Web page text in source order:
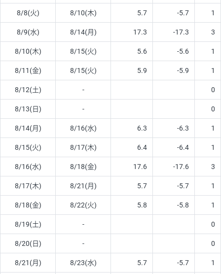
8/8(火) 8/10(木) 5.7 -5.7 1
8/9(水) 8/14(月) 17.3 -17.3 3
8/10(木) 8/15(火) 5.6 -5.6 1
8/11(金) 8/15(火) 5.9 -5.9 1
8/12(土) - 0
8/13(日) - 0
8/14(月) 8/16(水) 6.3 -6.3 1
8/15(火) 8/17(木) 6.4 -6.4 1
8/16(水) 8/18(金) 17.6 -17.6 3
8/17(木) 8/21(月) 5.7 -5.7 1
8/18(金) 8/22(火) 5.8 -5.8 1
8/19(土) - 0
8/20(日) - 0
8/21(月) 8/23(水) 5.7 -5.7 1